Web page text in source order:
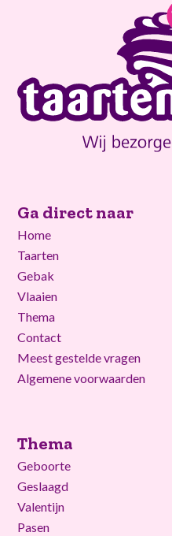
Ga direct naar
Home
Taarten
Gebak
Vlaaien
Thema
Contact
Meest gestelde vragen
Algemene voorwaarden
Thema
Geboorte
Geslaagd
Valentijn
Pasen